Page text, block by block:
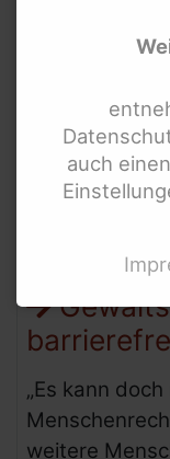
Belange
Behinderung
2016
„Es kann
weitere
auch